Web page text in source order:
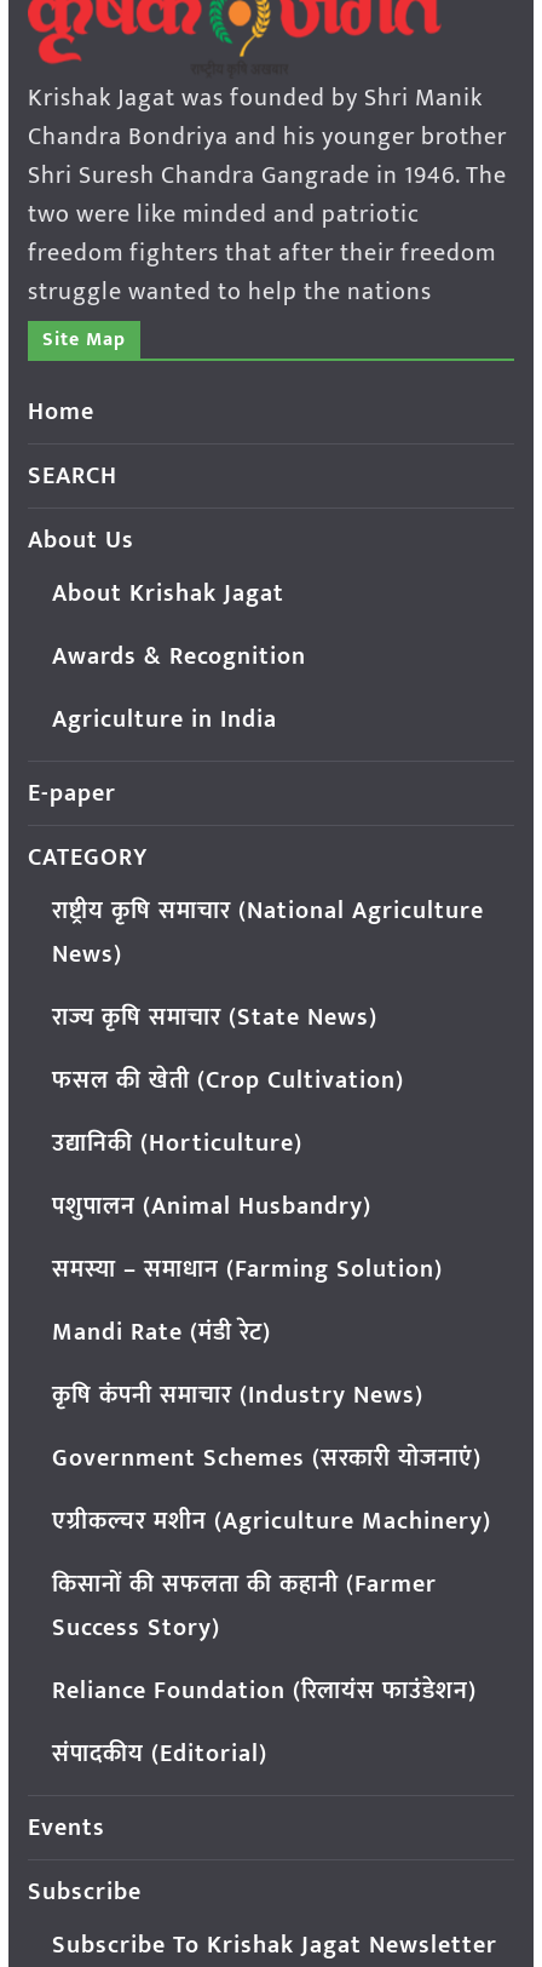
Krishak Jagat was founded by Shri Manik
Chandra Bondriya and his younger brother
Shri Suresh Chandra Gangrade in 1946. The
two were like minded and patriotic
freedom fighters that after their freedom
struggle wanted to help the nations
Site Map
Home
SEARCH
About Us
About Krishak Jagat
Awards & Recognition
Agriculture in India
E-paper
CATEGORY
राष्ट्रीय कृषि समाचार (National Agriculture
News)
राज्य कृषि समाचार (State News)
फसल की खेती (Crop Cultivation)
उद्यानिकी (Horticulture)
पशुपालन (Animal Husbandry)
समस्या – समाधान (Farming Solution)
Mandi Rate (मंडी रेट)
कृषि कंपनी समाचार (Industry News)
Government Schemes (सरकारी योजनाएं)
एग्रीकल्चर मशीन (Agriculture Machinery)
किसानों की सफलता की कहानी (Farmer
Success Story)
Reliance Foundation (रिलायंस फाउंडेशन)
संपादकीय (Editorial)
Events
Subscribe
Subscribe To Krishak Jagat Newsletter